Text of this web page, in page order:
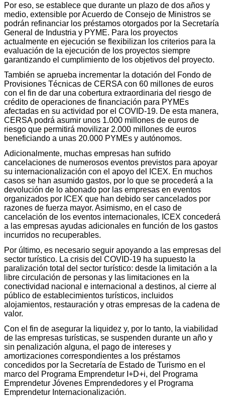
Por eso, se establece que durante un plazo de dos años y
medio, extensible por Acuerdo de Consejo de Ministros se
podrán refinanciar los préstamos otorgados por la Secretaría
General de Industria y PYME. Para los proyectos
actualmente en ejecución se flexibilizan los criterios para la
evaluación de la ejecución de los proyectos siempre
garantizando el cumplimiento de los objetivos del proyecto.
También se aprueba incrementar la dotación del Fondo de
Provisiones Técnicas de CERSA con 60 millones de euros
con el fin de dar una cobertura extraordinaria del riesgo de
crédito de operaciones de financiación para PYMEs
afectadas en su actividad por el COVID-19. De esta manera,
CERSA podrá asumir unos 1.000 millones de euros de
riesgo que permitirá movilizar 2.000 millones de euros
beneficiando a unas 20.000 PYMEs y autónomos.
Adicionalmente, muchas empresas han sufrido
cancelaciones de numerosos eventos previstos para apoyar
su internacionalización con el apoyo del ICEX. En muchos
casos se han asumido gastos, por lo que se procederá a la
devolución de lo abonado por las empresas en eventos
organizados por ICEX que han debido ser cancelados por
razones de fuerza mayor. Asimismo, en el caso de
cancelación de los eventos internacionales, ICEX concederá
a las empresas ayudas adicionales en función de los gastos
incurridos no recuperables.
Por último, es necesario seguir apoyando a las empresas del
sector turístico. La crisis del COVID-19 ha supuesto la
paralización total del sector turístico: desde la limitación a la
libre circulación de personas y las limitaciones en la
conectividad nacional e internacional a destinos, al cierre al
público de establecimientos turísticos, incluidos
alojamientos, restauración y otras empresas de la cadena de
valor.
Con el fin de asegurar la liquidez y, por lo tanto, la viabilidad
de las empresas turísticas, se suspenden durante un año y
sin penalización alguna, el pago de intereses y
amortizaciones correspondientes a los préstamos
concedidos por la Secretaría de Estado de Turismo en el
marco del Programa Emprendetur I+D+i, del Programa
Emprendetur Jóvenes Emprendedores y el Programa
Emprendetur Internacionalización.